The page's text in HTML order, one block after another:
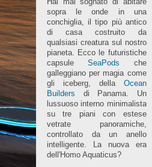
sopra le onde in una
conchiglia, il tipo più antico
di casa costruito da
qualsiasi creatura sul nostro
pianeta. Ecco le futuristiche
capsuleSeaPods che
galleggiano per magia come
gli iceberg, della Ocean
Builders di Panama. Un
lussuoso interno minimalista
su tre piani con estese
vetrate panoramiche,
controllato da un anello
intelligente. La nuova era
dell'Homo Aquaticus?